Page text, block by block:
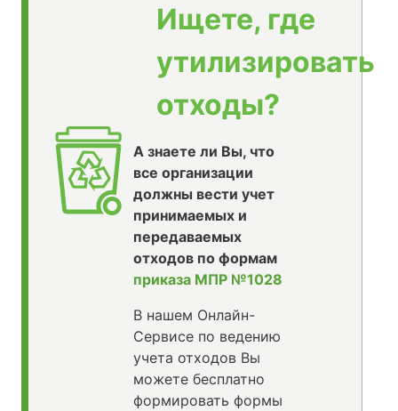
Ищете, где
утилизировать
отходы?
А знаете ли Вы, что
все организации
должны вести учет
принимаемых и
передаваемых
отходов по формам
приказа МПР №1028
В нашем Онлайн-
Сервисе по ведению
учета отходов Вы
можете бесплатно
формировать формы